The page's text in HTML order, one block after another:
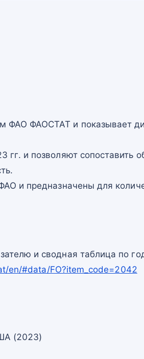
ФАО ФАОСТАТ и показывает
и позволяют сопоставить
и предназначены для
и сводная таблица по
en/#data/FO?item_code=2042
(2023)